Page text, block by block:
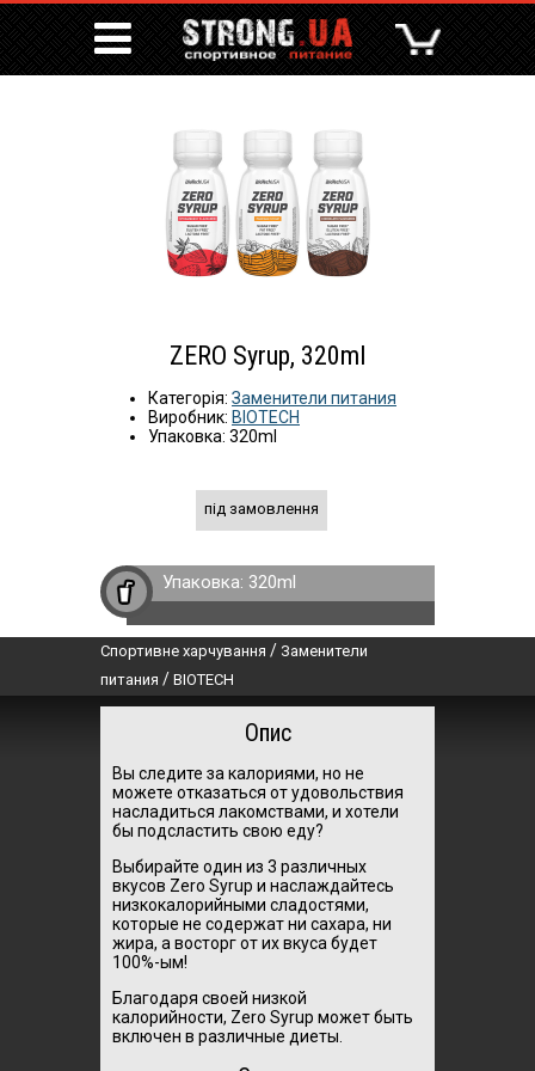
ZERO Syrup, 320ml
Категорія: Заменители питания
Виробник: BIOTECH
Упаковка: 320ml
під замовлення
Упаковка: 320ml
Спортивне харчування / Заменители
питания / BIOTECH
Опис
Вы следите за калориями, но не
можете отказаться от удовольствия
насладиться лакомствами, и хотели
бы подсластить свою еду?
Выбирайте один из 3 различных
вкусов Zero Syrup и наслаждайтесь
низкокалорийными сладостями,
которые не содержат ни сахара, ни
жира, а восторг от их вкуса будет
100%-ым!
Благодаря своей низкой
калорийности, Zero Syrup может быть
включен в различные диеты.